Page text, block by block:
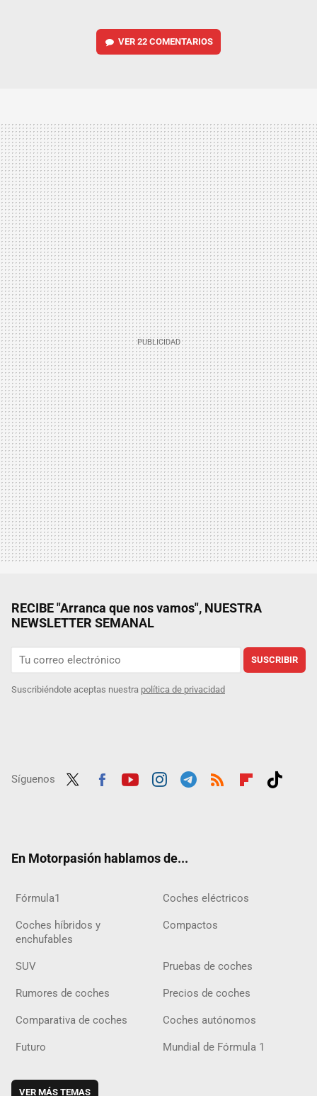
VER 22 COMENTARIOS
RECIBE "Arranca que nos vamos", NUESTRA
NEWSLETTER SEMANAL
SUSCRIBIR
Suscribiéndote aceptas nuestra política de privacidad
Síguenos
En Motorpasión hablamos de...
Fórmula1 Coches eléctricos
Coches híbridos y
enchufables
Compactos
SUV Pruebas de coches
Rumores de coches Precios de coches
Comparativa de coches Coches autónomos
Futuro Mundial de Fórmula 1
VER MÁS TEMAS